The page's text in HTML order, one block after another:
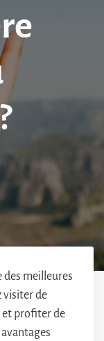
des meilleures
visiter de
et profiter de